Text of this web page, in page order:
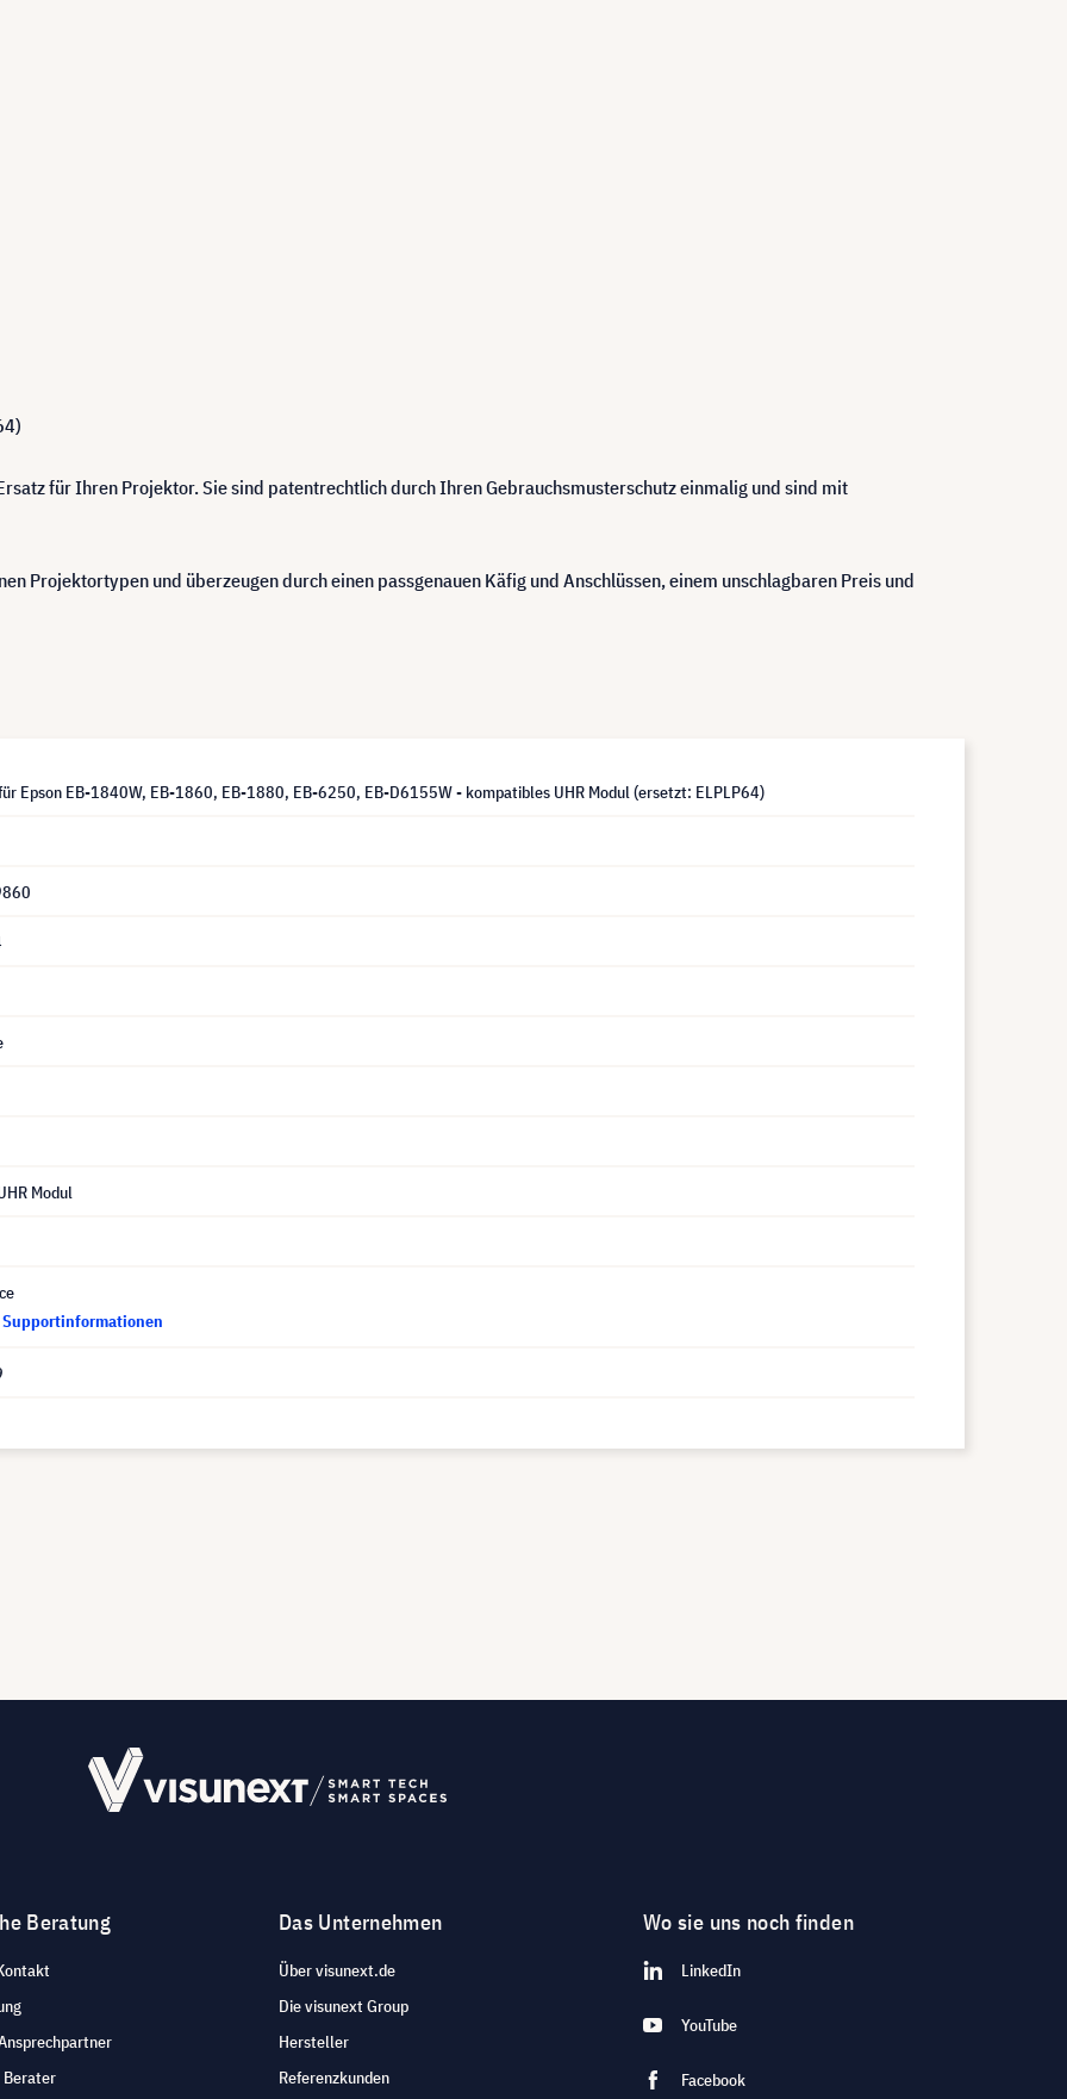
für Ihren Projektor. Sie sind patentrechtlich durch Ihren Gebrauchsmusterschutz einmalig und sind mit
Projektortypen und überzeugen durch einen passgenauen Käfig und Anschlüssen, einem unschlagbaren Preis und
Epson EB-1840W, EB-1860, EB-1880, EB-6250, EB-D6155W - kompatibles UHR Modul (ersetzt: ELPLP64)
Modul
Beratung
Berater
Das Unternehmen
Über visunext.de
Die visunext Group
Hersteller
Referenzkunden
Wo sie uns noch finden
LinkedIn
YouTube
Facebook